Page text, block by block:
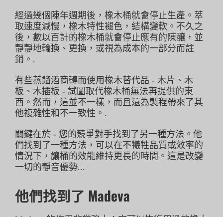
經過幾個陳年週期後，橡木桶就會停止生產。萃
取速度減慢，橡木特性褪色，結構變軟。不久之
後，數以百計的橡木桶就會停止應有的陳釀，並
靜靜地輪換、更換，或視為成本的一部分而註
銷。.
有些蒸餾酒商轉而使用橡木替代品 - 木片、木
板、木插板 - 試圖取代橡木桶無法再提供的東
西。然而，這並不一樣，而且還為製程帶來了其
他複雜性和不一致性。.
關鍵在於 - 您的競爭對手找到了另一種方法。他
們找到了一種方法，可以在不犧牲品質或效率的
情況下，讓桶的效能維持更長的時間。這是改變
一切的靜音優勢...
他們找到了 Madeva